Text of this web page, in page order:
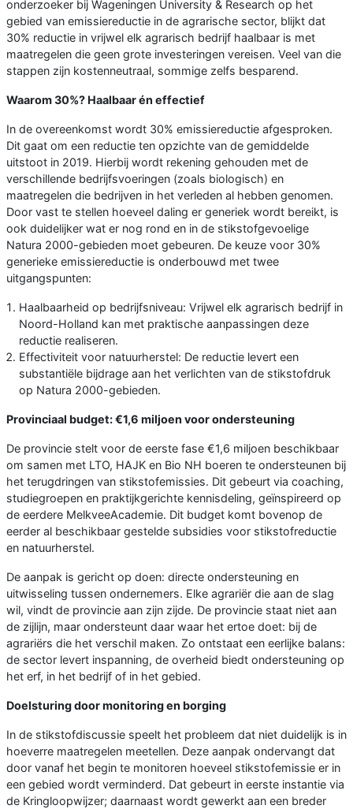
onderzoeker bij Wageningen University & Research op het
gebied van emissiereductie in de agrarische sector, blijkt dat
30% reductie in vrijwel elk agrarisch bedrijf haalbaar is met
maatregelen die geen grote investeringen vereisen. Veel van die
stappen zijn kostenneutraal, sommige zelfs besparend.
Waarom 30%? Haalbaar én effectief
In de overeenkomst wordt 30% emissiereductie afgesproken.
Dit gaat om een reductie ten opzichte van de gemiddelde
uitstoot in 2019. Hierbij wordt rekening gehouden met de
verschillende bedrijfsvoeringen (zoals biologisch) en
maatregelen die bedrijven in het verleden al hebben genomen.
Door vast te stellen hoeveel daling er generiek wordt bereikt, is
ook duidelijker wat er nog rond en in de stikstofgevoelige
Natura 2000-gebieden moet gebeuren. De keuze voor 30%
generieke emissiereductie is onderbouwd met twee
uitgangspunten:
Haalbaarheid op bedrijfsniveau: Vrijwel elk agrarisch bedrijf in
Noord-Holland kan met praktische aanpassingen deze
reductie realiseren.
Effectiviteit voor natuurherstel: De reductie levert een
substantiële bijdrage aan het verlichten van de stikstofdruk
op Natura 2000-gebieden.
Provinciaal budget: €1,6 miljoen voor ondersteuning
De provincie stelt voor de eerste fase €1,6 miljoen beschikbaar
om samen met LTO, HAJK en Bio NH boeren te ondersteunen bij
het terugdringen van stikstofemissies. Dit gebeurt via coaching,
studiegroepen en praktijkgerichte kennisdeling, geïnspireerd op
de eerdere MelkveeAcademie. Dit budget komt bovenop de
eerder al beschikbaar gestelde subsidies voor stikstofreductie
en natuurherstel.
De aanpak is gericht op doen: directe ondersteuning en
uitwisseling tussen ondernemers. Elke agrariër die aan de slag
wil, vindt de provincie aan zijn zijde. De provincie staat niet aan
de zijlijn, maar ondersteunt daar waar het ertoe doet: bij de
agrariërs die het verschil maken. Zo ontstaat een eerlijke balans:
de sector levert inspanning, de overheid biedt ondersteuning op
het erf, in het bedrijf of in het gebied.
Doelsturing door monitoring en borging
In de stikstofdiscussie speelt het probleem dat niet duidelijk is in
hoeverre maatregelen meetellen. Deze aanpak ondervangt dat
door vanaf het begin te monitoren hoeveel stikstofemissie er in
een gebied wordt verminderd. Dat gebeurt in eerste instantie via
de Kringloopwijzer; daarnaast wordt gewerkt aan een breder